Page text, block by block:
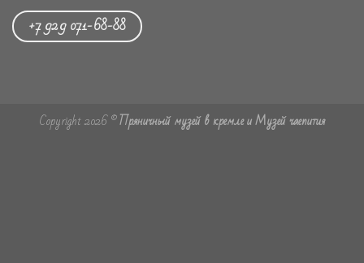
+7 929 071-68-88
Copyright 2026 ©Пряничный музей в кремле и Музей чаепития